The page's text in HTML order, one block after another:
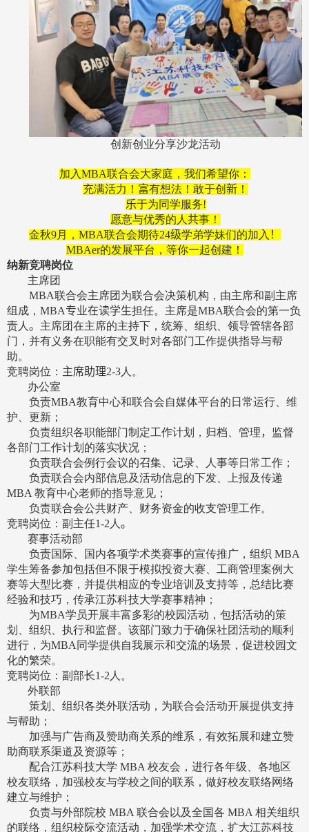
创新创业分享沙龙活动
加入MBA联合会大家庭，我们希望你：
充满活力！ 富有想法！敢于创新 ！
乐于为同学服务!
愿意与优秀的人共事！
金秋9月， MBA联合会期待24级学弟学妹们的加入 ！
MBAer的发展平台，等你一起创建！
纳新竞聘岗位
主席团
MBA联合会主席团为联合会决策机构，由主席和副主席
组成， MBA专业在读学生担任。主席是MBA联合会的第一负
责人 。 主席团在主席的主持下，统筹、组织、领导管辖各部
门，并有义务在职能有交叉时对各部门工作提供指导与帮
助。
竞聘岗位： 主席助理2-3 人。
办公室
负责MBA教育中心和联合会自媒体平台的日常运行、维
护、更新；
负责组织各职能部门制定工作计划，归档、管理， 监督
各部门工作计划的落实状况；
负责联合会例行会议的召集、记录、人事等日常工作；
负责联合会内部信息及活动信息的下发、上报及传递
MBA 教育中心老师的指导意见；
负责联合会公共财产、财务资金的收支管理工作。
竞聘岗位：副主任1-2 人 。
赛事活动部
负责国际、国内各项学术类赛事的宣传推广，组织MBA
学生筹备参加包括但不限于模拟投资大赛、工商管理案例大
赛等大型比赛，并提供相应的专业培训及支持等，总结比赛
经验和技巧，传承江苏科技大学赛事精神；
为MBA学员开展丰富多彩的校园活动，包括活动的策
划、组织、执行和监督。该部门致力于确保社团活动的顺利
进行，为MBA 同学提供自我展示和交流的场景，促进校园文
化的繁荣。
竞聘岗位：副部长1-2 人。
外联部
策划、组织各类外联活动，为联合会活动开展提供支持
与帮助；
加强与广告商及赞助商关系的维系，有效拓展和建立赞
助商联系渠道及资源等；
配合江苏科技大学MBA校友会，进行各年级、各地区
校友联络，加强校友与学校之间的联系，做好校友联络网络
建立与维护；
负责与外部院校MBA联合会以及全国各MBA相关组织
的联络，组织校际交流活动，加强学术交流，扩大江苏科技